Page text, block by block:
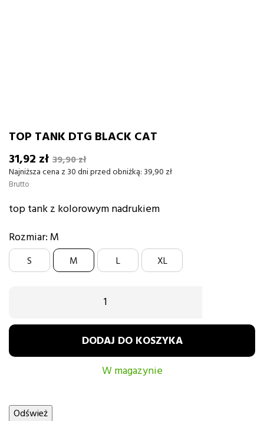
TOP TANK DTG BLACK CAT
31,92 zł 39,90 zł
Najniższa cena z 30 dni przed obniżką: 39,90 zł
Brutto
top tank z kolorowym nadrukiem
Rozmiar: M
S M L XL
DODAJ DO KOSZYKA
W magazynie